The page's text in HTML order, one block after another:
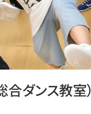
ダンス教室）